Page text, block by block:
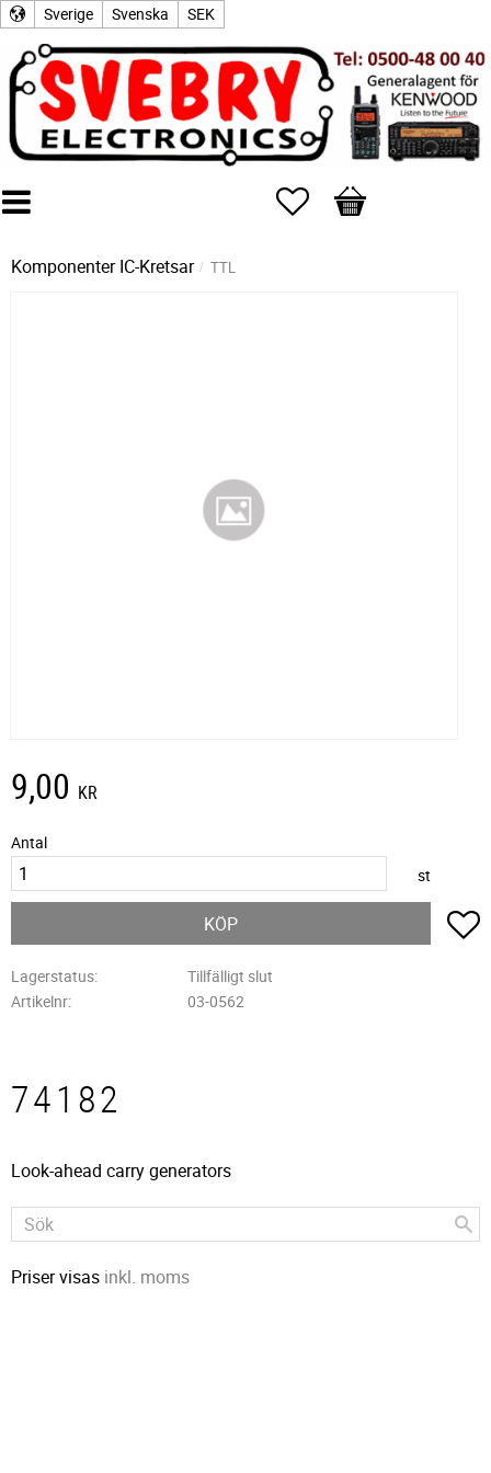
Sverige Svenska SEK
Favoriter
Kundvagn
Komponenter IC-Kretsar TTL
9,00 KR
Antal
st
KÖP
Lagerstatus
Tillfälligt slut
Artikelnr
03-0562
74182
Look-ahead carry generators
Priser visas inkl. moms